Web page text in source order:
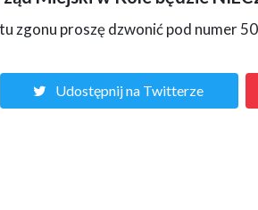
zgonu proszę dzwonić pod numer
Udostępnij na Twitterze